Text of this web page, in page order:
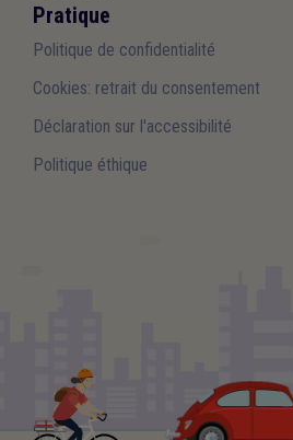
Pratique
Politique de confidentialité
Cookies: retrait du consentement
Déclaration sur l'accessibilité
Politique éthique